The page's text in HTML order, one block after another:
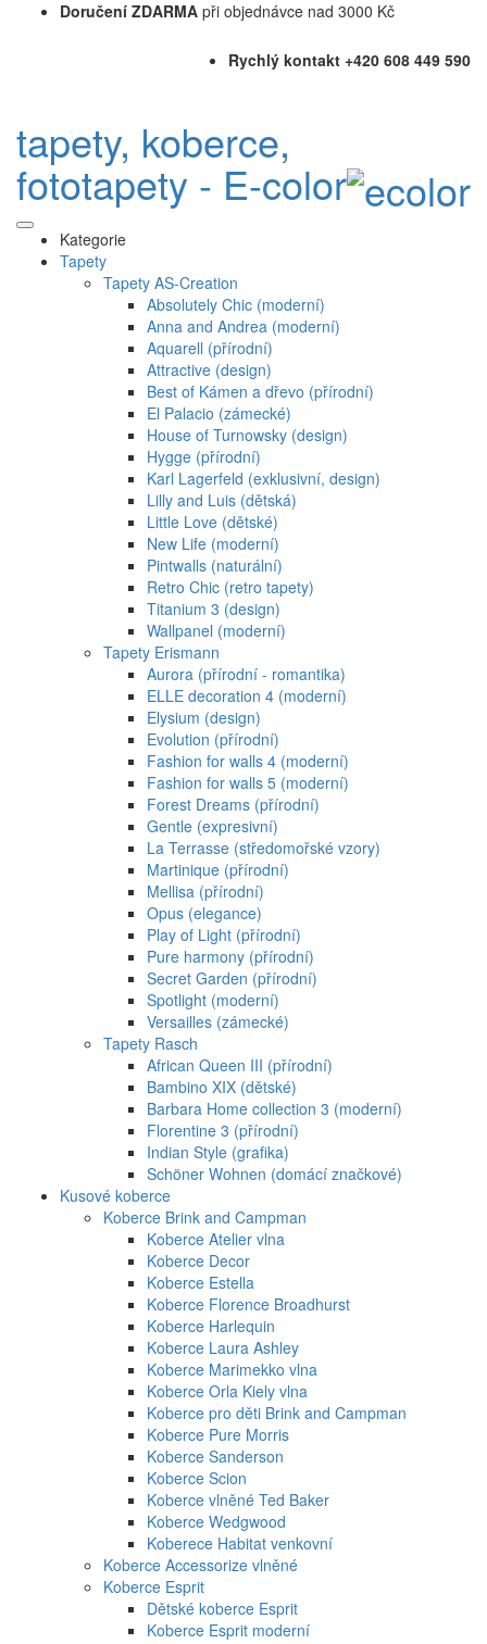
Doručení ZDARMA při objednávce nad 3000 Kč
Rychlý kontakt +420 608 449 590
tapety, koberce,
fototapety - E-color
Kategorie
Tapety
Tapety AS-Creation
Absolutely Chic (moderní)
Anna and Andrea (moderní)
Aquarell (přírodní)
Attractive (design)
Best of Kámen a dřevo (přírodní)
El Palacio (zámecké)
House of Turnowsky (design)
Hygge (přírodní)
Karl Lagerfeld (exklusivní, design)
Lilly and Luis (dětská)
Little Love (dětské)
New Life (moderní)
Pintwalls (naturální)
Retro Chic (retro tapety)
Titanium 3 (design)
Wallpanel (moderní)
Tapety Erismann
Aurora (přírodní - romantika)
ELLE decoration 4 (moderní)
Elysium (design)
Evolution (přírodní)
Fashion for walls 4 (moderní)
Fashion for walls 5 (moderní)
Forest Dreams (přírodní)
Gentle (expresivní)
La Terrasse (středomořské vzory)
Martinique (přírodní)
Mellisa (přírodní)
Opus (elegance)
Play of Light (přírodní)
Pure harmony (přírodní)
Secret Garden (přírodní)
Spotlight (moderní)
Versailles (zámecké)
Tapety Rasch
African Queen III (přírodní)
Bambino XIX (dětské)
Barbara Home collection 3 (moderní)
Florentine 3 (přírodní)
Indian Style (grafika)
Schöner Wohnen (domácí značkové)
Kusové koberce
Koberce Brink and Campman
Koberce Atelier vlna
Koberce Decor
Koberce Estella
Koberce Florence Broadhurst
Koberce Harlequin
Koberce Laura Ashley
Koberce Marimekko vlna
Koberce Orla Kiely vlna
Koberce pro děti Brink and Campman
Koberce Pure Morris
Koberce Sanderson
Koberce Scion
Koberce vlněné Ted Baker
Koberce Wedgwood
Koberece Habitat venkovní
Koberce Accessorize vlněné
Koberce Esprit
Dětské koberce Esprit
Koberce Esprit moderní